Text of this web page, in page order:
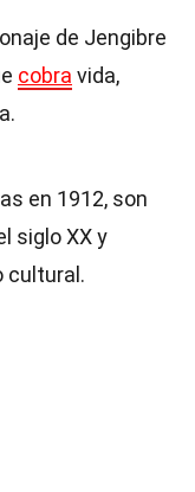
de Jengibre
cobra vida,
en 1912, son
siglo XX y
cultural.